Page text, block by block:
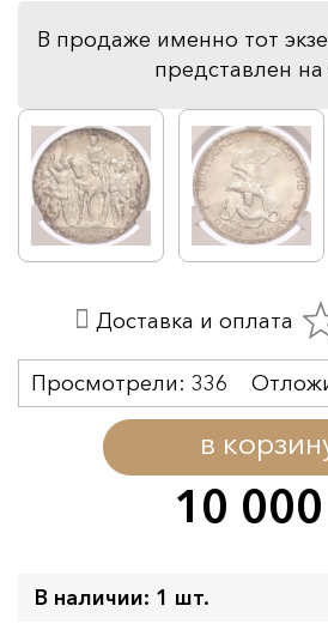
В продаже именно тот
представлен
10 000
в
Просмотрели: 336
Доставка и оплата
В наличии: 1 шт.